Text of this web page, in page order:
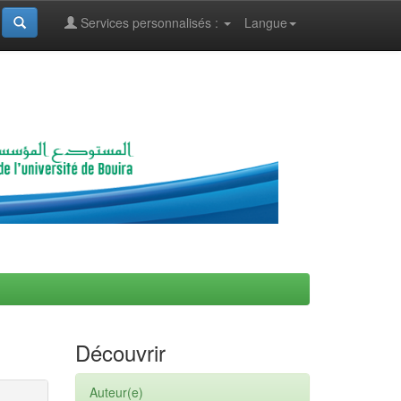
Langue
Services personnalisés :
Découvrir
Auteur(e)